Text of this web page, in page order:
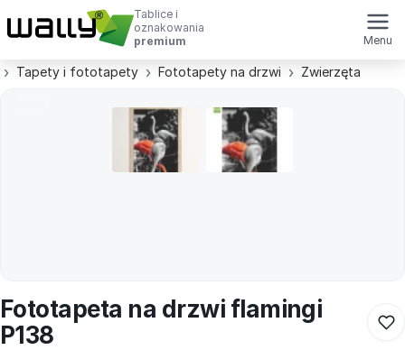
Tablice i
oznakowania
premium
Menu
Tapety i fototapety Fototapety na drzwi Zwierzęta
Fototapeta na drzwi flamingi
P138